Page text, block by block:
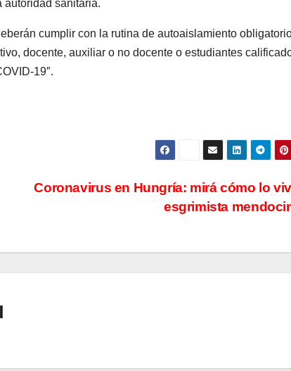
autoridad sanitaria.
cumplir con la rutina de autoaislamiento
docente, auxiliar o no docente o estudiantes
19″.
Coronavirus en Hungría: mirá cómo lo
esgrimista
le dará al
gobierno de
extraordinario
para
que